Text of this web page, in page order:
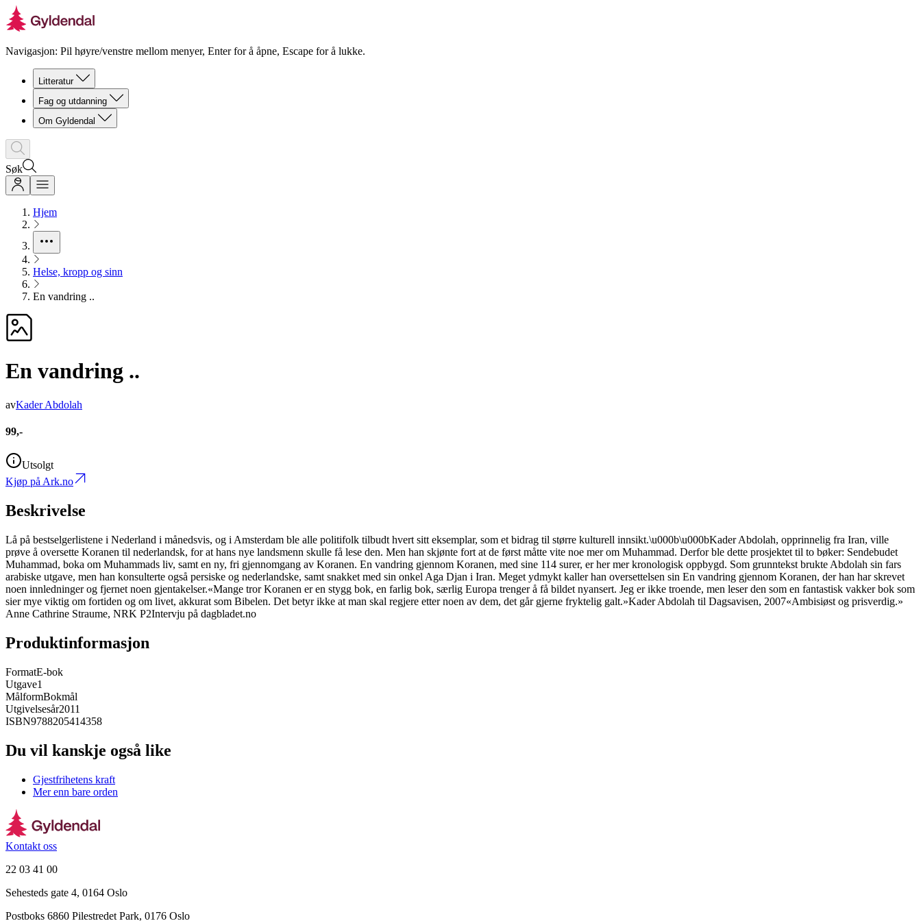
Navigasjon: Pil høyre/venstre mellom menyer, Enter for å åpne, Escape for å lukke.
Litteratur
Fag og utdanning
Om Gyldendal
Søk
Hjem
Helse, kropp og sinn
En vandring ..
En vandring ..
avKader Abdolah
99,-
Utsolgt
Kjøp på Ark.no
Beskrivelse
Lå på bestselgerlistene i Nederland i månedsvis, og i Amsterdam ble alle politifolk tilbudt hvert sitt eksemplar, som et bidrag til større kulturell innsikt.\u000b\u000bKader Abdolah, opprinnelig fra Iran, ville
prøve å oversette Koranen til nederlandsk, for at hans nye landsmenn skulle få lese den. Men han skjønte fort at de først måtte vite noe mer om Muhammad. Derfor ble dette prosjektet til to bøker: Sendebudet
Muhammad, boka om Muhammads liv, samt en ny, fri gjennomgang av Koranen. En vandring gjennom Koranen, med sine 114 surer, er her mer kronologisk oppbygd. Som grunntekst brukte Abdolah sin fars
arabiske utgave, men han konsulterte også persiske og nederlandske, samt snakket med sin onkel Aga Djan i Iran. Meget ydmykt kaller han oversettelsen sin En vandring gjennom Koranen, der han har skrevet
noen innledninger og fjernet noen gjentakelser.«Mange tror Koranen er en stygg bok, en farlig bok, særlig Europa trenger å få bildet nyansert. Jeg er ikke troende, men leser den som en fantastisk vakker bok som
sier mye viktig om fortiden og om livet, akkurat som Bibelen. Det betyr ikke at man skal regjere etter noen av dem, det går gjerne fryktelig galt.»Kader Abdolah til Dagsavisen, 2007«Ambisiøst og prisverdig.»
Anne Cathrine Straume, NRK P2Intervju på dagbladet.no
Produktinformasjon
FormatE-bok
Utgave1
MålformBokmål
Utgivelsesår2011
ISBN9788205414358
Du vil kanskje også like
Gjestfrihetens kraft
Mer enn bare orden
Kontakt oss
22 03 41 00
Sehesteds gate 4, 0164 Oslo
Postboks 6860 Pilestredet Park, 0176 Oslo